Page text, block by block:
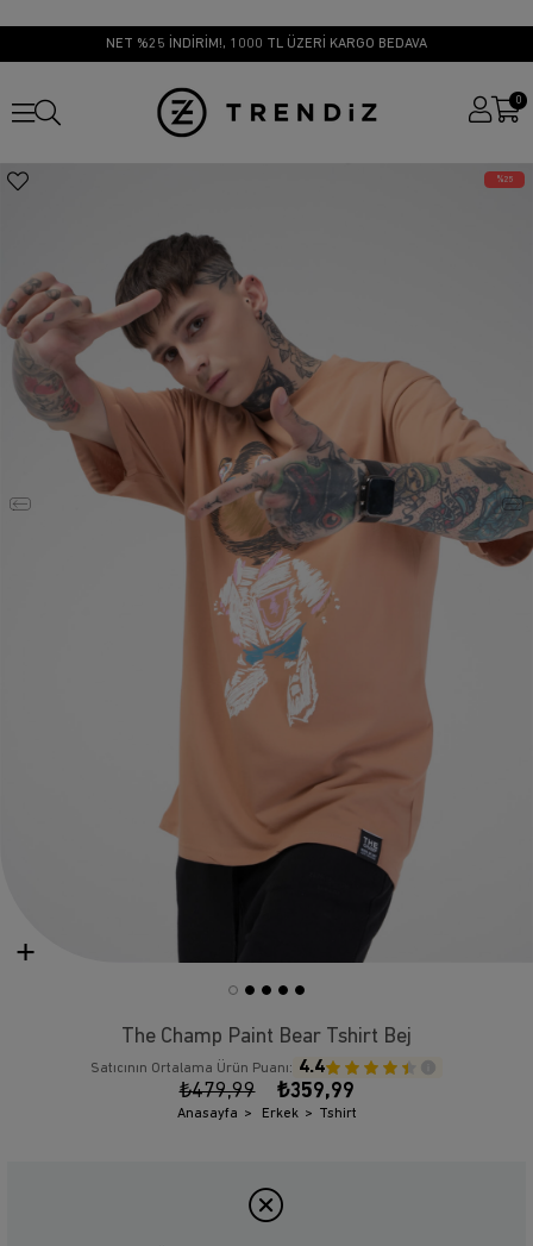
NET %25 İNDİRİM!, 1000 TL ÜZERİ KARGO BEDAVA
0
25
The Champ Paint Bear Tshirt Bej
Satıcının Ortalama Ürün Puanı: 4.4
₺479,99 ₺359,99
Anasayfa Erkek Tshirt